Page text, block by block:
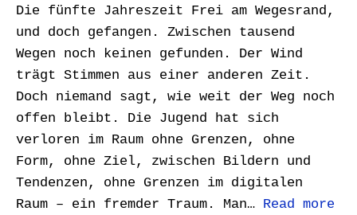
Die fünfte Jahreszeit Frei am Wegesrand,
und doch gefangen. Zwischen tausend
Wegen noch keinen gefunden. Der Wind
trägt Stimmen aus einer anderen Zeit.
Doch niemand sagt, wie weit der Weg noch
offen bleibt. Die Jugend hat sich
verloren im Raum ohne Grenzen, ohne
Form, ohne Ziel, zwischen Bildern und
Tendenzen, ohne Grenzen im digitalen
Raum – ein fremder Traum. Man… Read more